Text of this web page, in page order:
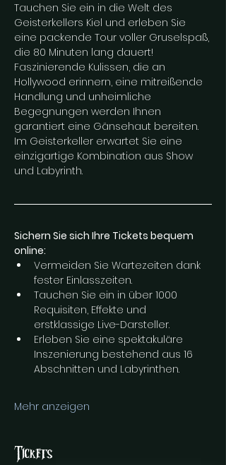
Tauchen Sie ein in die Welt des
Geisterkellers Kiel und erleben Sie
eine packende Tour voller Gruselspaß,
die 80 Minuten lang dauert!
Faszinierende Kulissen, die an
Hollywood erinnern, eine mitreißende
Handlung und unheimliche
Begegnungen werden Ihnen
garantiert eine Gänsehaut bereiten.
Im Geisterkeller erwartet Sie eine
einzigartige Kombination aus Show
und Labyrinth.
Sichern Sie sich Ihre Tickets bequem
online:
Vermeiden Sie Wartezeiten dank
fester Einlasszeiten.
Tauchen Sie ein in über 1000
Requisiten, Effekte und
erstklassige Live-Darsteller.
Erleben Sie eine spektakuläre
Inszenierung bestehend aus 16
Abschnitten und Labyrinthen.
Mehr anzeigen
Tickets